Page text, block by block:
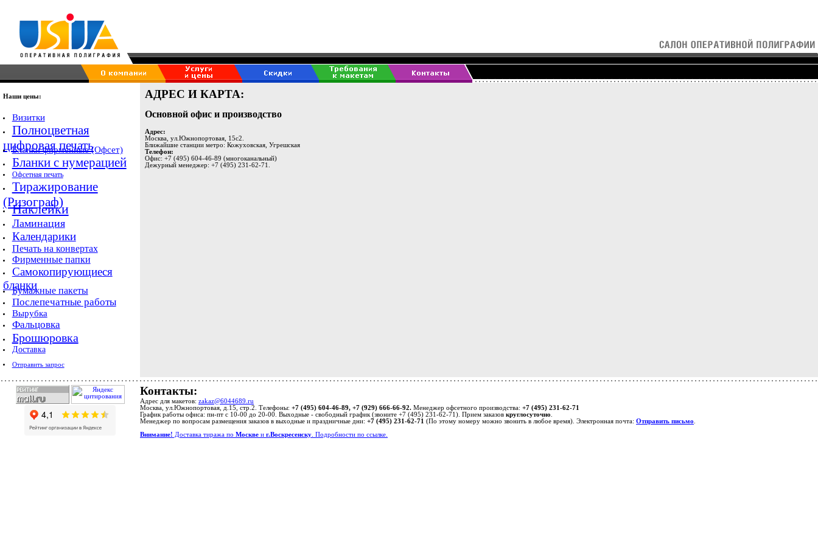
Наши цены:
Визитки
Полноцветная
цифровая печать
Бланки фирменные (Офсет)
Бланки с нумерацией
Офсетная печать
Тиражирование
(Ризограф)
Наклейки
Ламинация
Календарики
Печать на конвертах
Фирменные папки
Самокопирующиеся
бланки
Бумажные пакеты
Послепечатные работы
Вырубка
Фальцовка
Брошюровка
Доставка
Отправить запрос
АДРЕС И КАРТА:
Основной офис и производство
Адрес:
Москва, ул.Южнопортовая, 15с2.
Ближайшие станции метро: Кожуховская, Угрешская
Телефон:
Офис: +7 (495) 604-46-89 (многоканальный)
Дежурный менеджер: +7 (495) 231-62-71.
Контакты:
Адрес для макетов: zakaz@6044689.ru
Москва, ул.Южнопортовая, д.15, стр.2. Телефоны: +7 (495) 604-46-89, +7 (929) 666-66-92. Менеджер офсетного производства: +7 (495) 231-62-71
График работы офиса: пн-пт с 10-00 до 20-00. Выходные - свободный график (звоните +7 (495) 231-62-71). Прием заказов круглосуточно
Менеджер по вопросам размещения заказов в выходные и праздничные дни: +7 (495) 231-62-71 (По этому номеру можно звонить в любое время). Электронная почта: Отправить письмо
Внимание! Доставка тиража по Москве и г.Воскресенску . Подробности по ссылке.